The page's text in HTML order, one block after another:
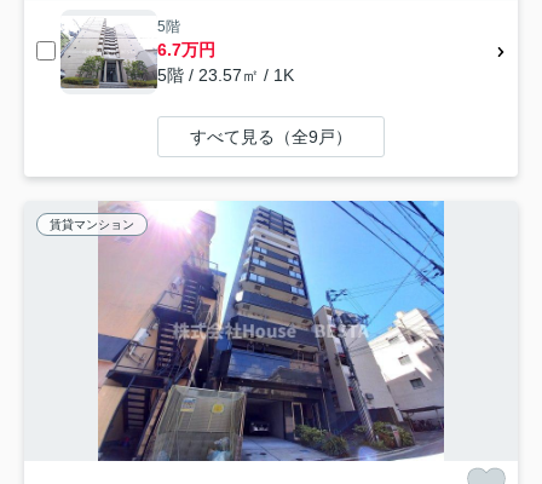
5階
6.7万円
5階 / 23.57㎡ / 1K
すべて見る（全9戸）
賃貸マンション